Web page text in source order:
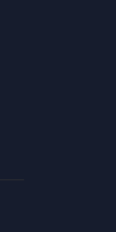
pour contrôler la